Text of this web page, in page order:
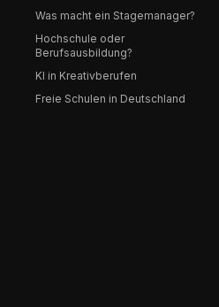
Was macht ein Stagemanager?
Hochschule oder
Berufsausbildung?
KI in Kreativberufen
Freie Schulen in Deutschland